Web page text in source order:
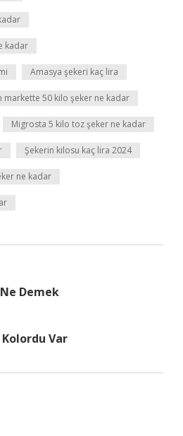
kadar
Amasya şekeri kaç lira
markette 50 kilo şeker ne kadar
Migrosta 5 kilo toz şeker ne kadar
Şekerin kilosu kaç lira 2024
ne kadar
Demek
Var